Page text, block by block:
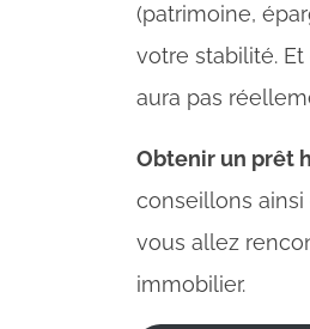
(patrimoine,
votre stabilité.
aura pas
Obtenir un prêt
conseillons ainsi
vous allez
immobilier.